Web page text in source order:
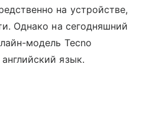
на устройстве,
Однако на сегодняшний
модель Tecno
язык.